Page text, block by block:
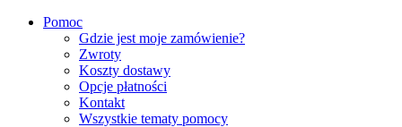
Pomoc
Gdzie jest moje zamówienie?
Zwroty
Koszty dostawy
Opcje płatności
Kontakt
Wszystkie tematy pomocy